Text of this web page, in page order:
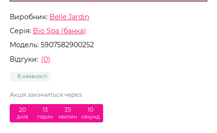
Виробник: Belle Jardin
Серія: Bio Spa (банка)
Модель: 5907582900252
Відгуки: (0)
В наявності
Акція закінчиться через:
20
днів
13
годин
35
хвилин
09
секунд